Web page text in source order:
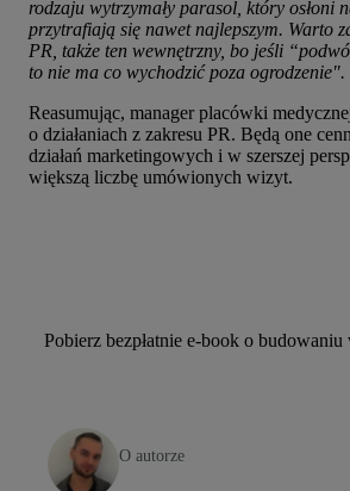
rodzaju wytrzymały parasol, który osłoni
przytrafiają się nawet najlepszym. Warto
PR, także ten wewnętrzny, bo jeśli
to nie ma co wychodzić poza ogrodzenie".
Reasumując, manager placówki
o działaniach z zakresu PR. Będą one
działań marketingowych i w szerszej
większą liczbę umówionych wizyt.
Pobierz bezpłatnie e-book o
O autorze